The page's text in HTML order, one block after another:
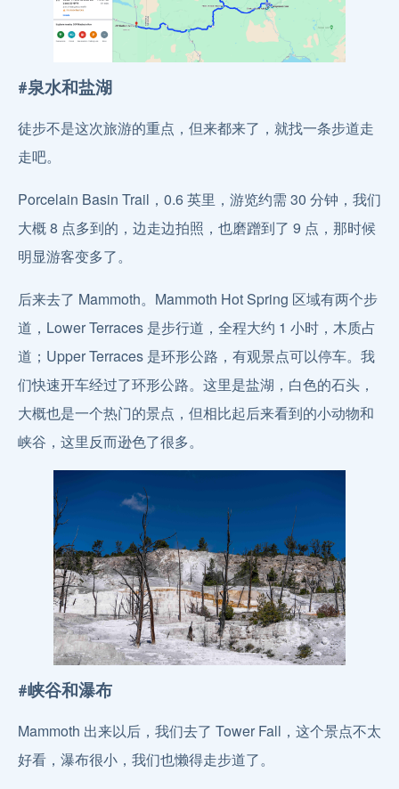
#泉水和盐湖
徒步不是这次旅游的重点，但来都来了，就找一条步道走
走吧。
Porcelain Basin Trail，0.6 英里，游览约需 30 分钟，我们
大概 8 点多到的，边走边拍照，也磨蹭到了 9 点，那时候
明显游客变多了。
后来去了 Mammoth。Mammoth Hot Spring 区域有两个步
道，Lower Terraces 是步行道，全程大约 1 小时，木质占
道；Upper Terraces 是环形公路，有观景点可以停车。我
们快速开车经过了环形公路。这里是盐湖，白色的石头，
大概也是一个热门的景点，但相比起后来看到的小动物和
峡谷，这里反而逊色了很多。
#峡谷和瀑布
Mammoth 出来以后，我们去了 Tower Fall，这个景点不太
好看，瀑布很小，我们也懒得走步道了。